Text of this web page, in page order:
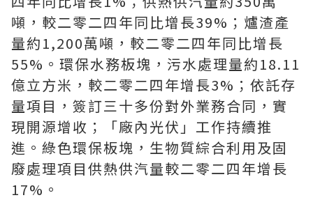
噸，較二零二四年同比增長39%；爐渣產
量約1,200萬噸，較二零二四年同比增長
55%。環保水務板塊，污水處理量約18.11
億立方米，較二零二四年增長3%；依託存
量項目，簽訂三十多份對外業務合同，實
現開源增收；「廠內光伏」工作持續推
進。綠色環保板塊，生物質綜合利用及固
廢處理項目供熱供汽量較二零二四年增長
17%。